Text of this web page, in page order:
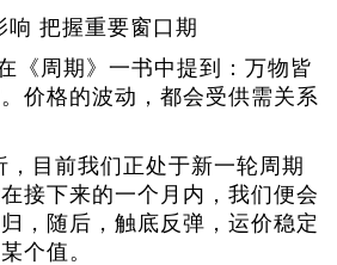
响 把握重要窗口期
《周期》一书中提到：万物皆
价格的波动，都会受供需关系
，目前我们正处于新一轮周期
接下来的一个月内，我们便会
，随后，触底反弹，运价稳定
个值。